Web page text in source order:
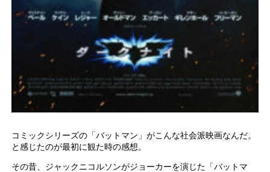
コミックシリーズの「バットマン」がこんな社会派映画なんだ。
と感じたのが最初に観た時の感想。
その昔、ジャックニコルソンがジョーカーを演じた「バットマ